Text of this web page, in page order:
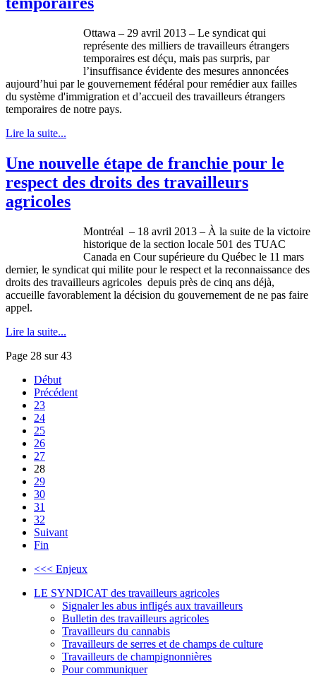
Ottawa – 29 avril 2013 – Le syndicat qui
représente des milliers de travailleurs étrangers
temporaires est déçu, mais pas surpris, par
l’insuffisance évidente des mesures annoncées
aujourd’hui par le gouvernement fédéral pourremédieraux failles
du système d'immigration et d’accueil des travailleurs étrangers
temporaires de notre pays.
Lire la suite...
Une nouvelle étape de franchie pour le
respect des droits des travailleurs
agricoles
Montréal – 18 avril 2013 – À la suite de la victoire
historique de la section locale 501 des TUAC
Canada en Cour supérieure du Québec le 11 mars
dernier, le syndicat qui milite pour le respect et la reconnaissance des
droits des travailleurs agricoles depuis près de cinq ans déjà,
accueille favorablement la décision du gouvernement de ne pas faire
appel.
Lire la suite...
Page 28 sur 43
Début
Précédent
23
24
25
26
27
28
29
30
31
32
Suivant
Fin
<<< Enjeux
LE SYNDICAT des travailleurs agricoles
Signaler les abus infligés aux travailleurs
Bulletin des travailleurs agricoles
Travailleurs du cannabis
Travailleurs de serres et de champs de culture
Travailleurs de champignonnières
Pour communiquer